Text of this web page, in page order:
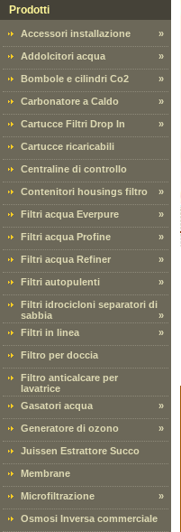
Prodotti
Accessori installazione »
Addolcitori acqua »
Bombole e cilindri Co2 »
Carbonatore a Caldo »
Cartucce Filtri Drop In »
Cartucce ricaricabili
Centraline di controllo
Contenitori housings filtro »
Filtri acqua Everpure »
Filtri acqua Profine »
Filtri acqua Refiner »
Filtri autopulenti »
Filtri idrocicloni separatori di
sabbia
»
Filtri in linea
»
Filtro per doccia
Filtro anticalcare per
lavatrice
Gasatori acqua
»
Generatore di ozono »
Juissen Estrattore Succo
Membrane
Microfiltrazione »
Osmosi Inversa commerciale